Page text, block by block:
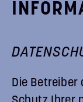
Die Betreiber